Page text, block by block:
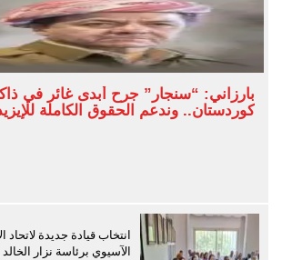
بارزاني: “سنجار” جرح أبدى غائر في
كوردستان.. وندعم الحقوق الكاملة
انتخاب قيادة جديدة لاتحاد
الآسيوي برئاسة نزار الخالد